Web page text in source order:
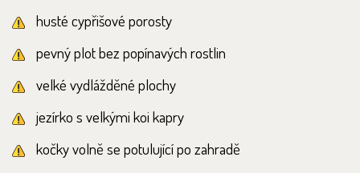
husté cypřišové porosty
pevný plot bez popínavých rostlin
velké vydlážděné plochy
jezírko s velkými koi kapry
kočky volně se potulující po zahradě